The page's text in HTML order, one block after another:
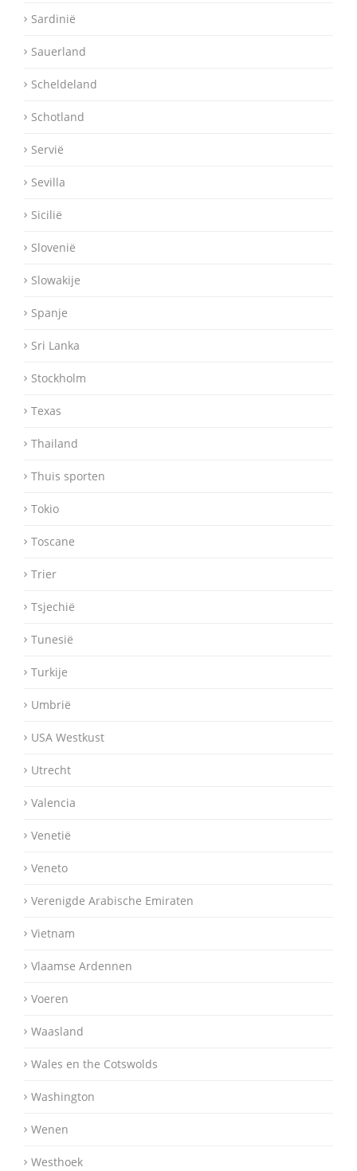
Sardinië
Sauerland
Scheldeland
Schotland
Servië
Sevilla
Sicilië
Slovenië
Slowakije
Spanje
Sri Lanka
Stockholm
Texas
Thailand
Thuis sporten
Tokio
Toscane
Trier
Tsjechië
Tunesië
Turkije
Umbrië
USA Westkust
Utrecht
Valencia
Venetië
Veneto
Verenigde Arabische Emiraten
Vietnam
Vlaamse Ardennen
Voeren
Waasland
Wales en the Cotswolds
Washington
Wenen
Westhoek